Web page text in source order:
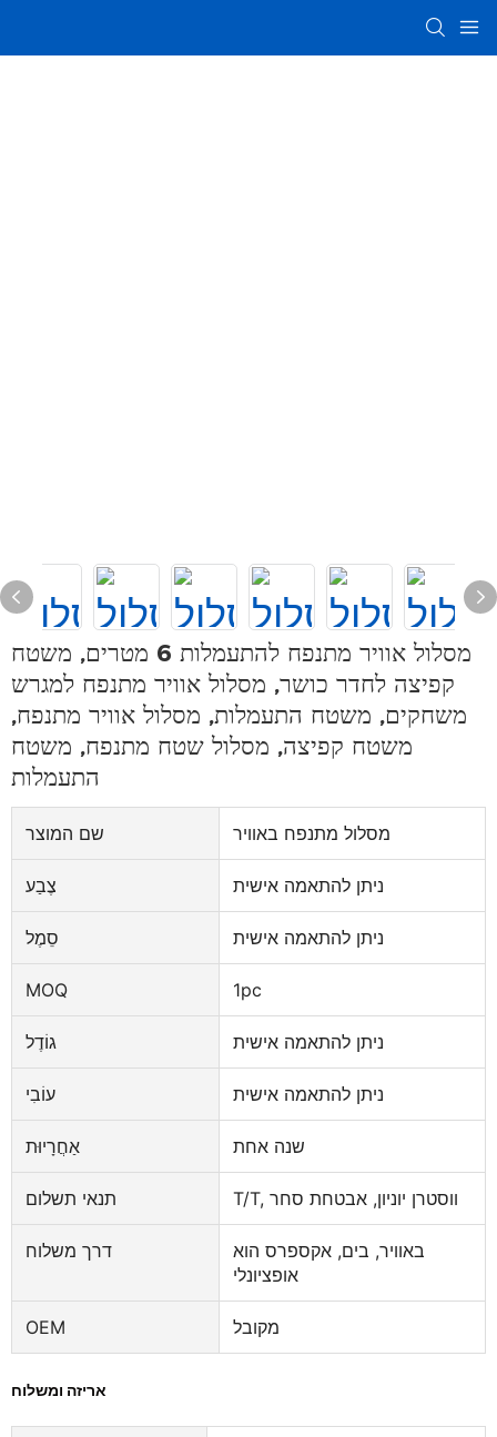
מסלול אוויר מתנפח להתעמלות 6 מטרים, משטח
קפיצה לחדר כושר, מסלול אוויר מתנפח למגרש
משחקים, משטח התעמלות, מסלול אוויר מתנפח,
משטח קפיצה, מסלול שטח מתנפח, משטח
התעמלות
שם המוצר מסלול מתנפח באוויר
צֶבַע ניתן להתאמה אישית
סֵמֶל ניתן להתאמה אישית
MOQ 1pc
גוֹדֶל ניתן להתאמה אישית
עוֹבִי ניתן להתאמה אישית
אַחֲרָיוּת שנה אחת
תנאי תשלום T/T, ווסטרן יוניון, אבטחת סחר
דרך משלוח
באוויר, בים, אקספרס הוא
אופציונלי
OEM מקובל
אריזה ומשלוח